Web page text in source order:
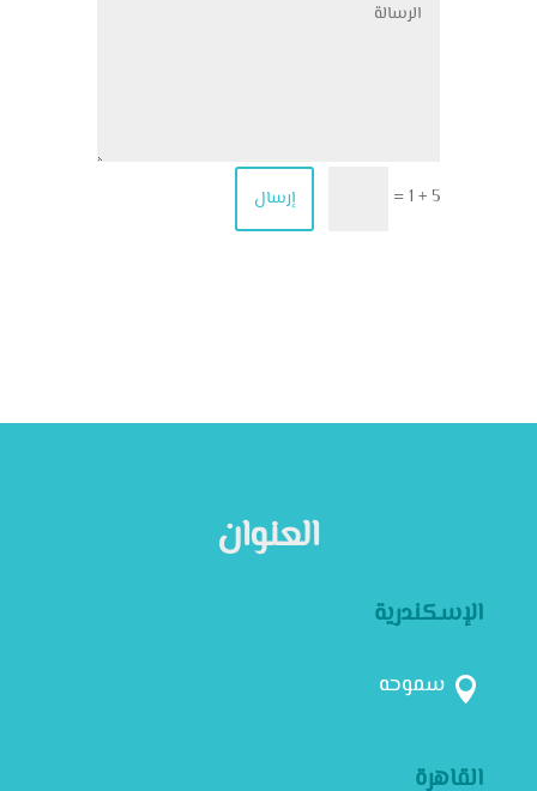
5 + 1
= إرسال
العنوان
القاهرة
الإسكندرية
 سموحه